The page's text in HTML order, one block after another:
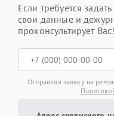
Если требуется
свои данные и
проконсультирует Вас!
Отправляя заявку на